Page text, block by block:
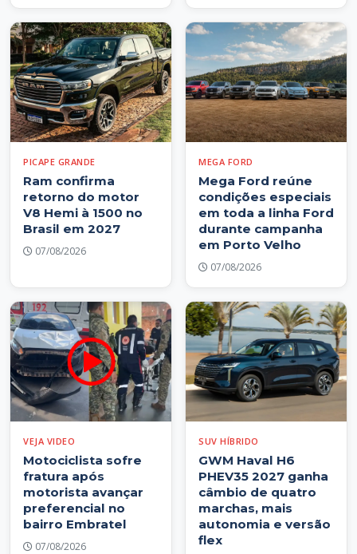
PICAPE GRANDE
Ram confirma
retorno do motor
V8 Hemi à 1500 no
Brasil em 2027
07/08/2026
MEGA FORD
Mega Ford reúne
condições especiais
em toda a linha Ford
durante campanha
em Porto Velho
07/08/2026
VEJA VIDEO
Motociclista sofre
fratura após
motorista avançar
preferencial no
bairro Embratel
07/08/2026
SUV HÍBRIDO
GWM Haval H6
PHEV35 2027 ganha
câmbio de quatro
marchas, mais
autonomia e versão
flex